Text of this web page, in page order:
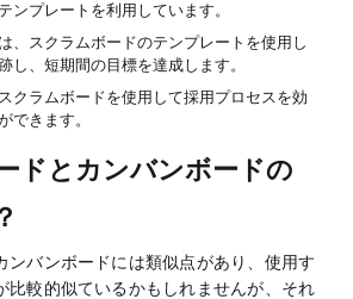
ンプレートを利用しています。
、スクラムボードのテンプレートを使用し
し、短期間の目標を達成します。
クラムボードを使用して採用プロセスを効
できます。
ドとカンバンボードの
ンバンボードには類似点があり、使用す
比較的似ているかもしれませんが、それ